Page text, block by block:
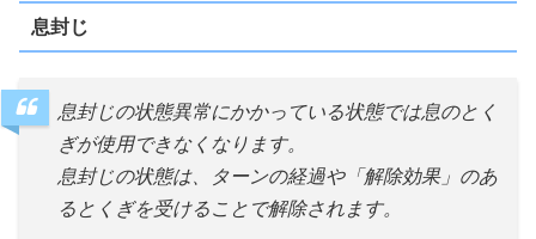
息封じ
息封じの状態異常にかかっている状態では息のとく
ぎが使用できなくなります。
息封じの状態は、ターンの経過や「解除効果」のあ
るとくぎを受けることで解除されます。